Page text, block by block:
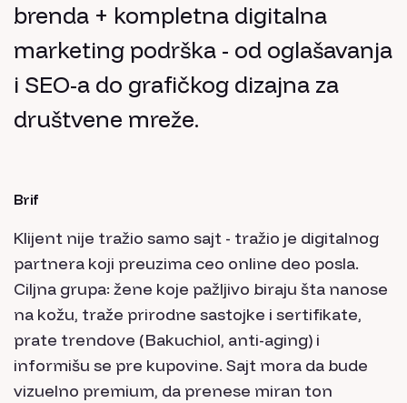
brenda + kompletna digitalna
marketing podrška - od oglašavanja
i SEO-a do grafičkog dizajna za
društvene mreže.
Brif
Klijent nije tražio samo sajt - tražio je digitalnog
partnera koji preuzima ceo online deo posla.
Ciljna grupa: žene koje pažljivo biraju šta nanose
na kožu, traže prirodne sastojke i sertifikate,
prate trendove (Bakuchiol, anti-aging) i
informišu se pre kupovine. Sajt mora da bude
vizuelno premium, da prenese miran ton